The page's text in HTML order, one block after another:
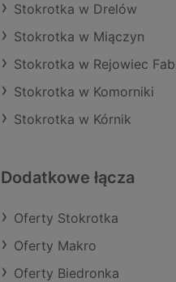
Stokrotka w Drelów
Stokrotka w Miączyn
Stokrotka w Rejowiec
Stokrotka w Komorniki
Stokrotka w Kórnik
Dodatkowe łącza
Oferty Stokrotka
Oferty Makro
Oferty Biedronka